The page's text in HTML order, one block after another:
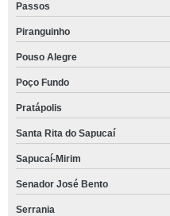
Passos
Piranguinho
Pouso Alegre
Poço Fundo
Pratápolis
Santa Rita do Sapucaí
Sapucaí-Mirim
Senador José Bento
Serrania